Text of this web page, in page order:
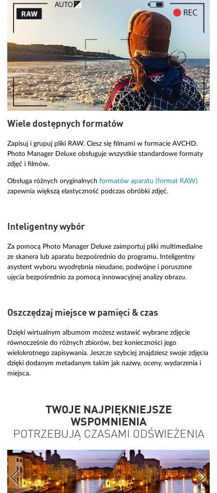
Wiele dostępnych formatów
Zapisuj i grupuj pliki RAW. Ciesz się filmami w formacie AVCHD.
Photo Manager Deluxe obsługuje wszystkie standardowe formaty
zdjęć i filmów.
Obsługa różnych oryginalnych formatów aparatu (format RAW)
zapewnia większą elastyczność podczas obróbki zdjęć.
Inteligentny wybór
Za pomocą Photo Manager Deluxe zaimportuj pliki multimedialne
ze skanera lub aparatu bezpośrednio do programu. Inteligentny
asystent wyboru wyodrębnia nieudane, podwójne i poruszone
ujęcia bezpośrednio za pomocą innowacyjnej analizy obrazu.
Oszczędzaj miejsce w pamięci & czas
Dzięki wirtualnym albumom możesz wstawić wybrane zdjęcie
równocześnie do różnych zbiorów, bez konieczności jego
wielokrotnego zapisywania. Jeszcze szybciej znajdziesz swoje zdjęcia
dzięki dodanym metadanym takim jak nazwy, oceny, wydarzenia i
miejsca.
TWOJE NAJPIĘKNIEJSZE
WSPOMNIENIA
POTRZEBUJĄ CZASAMI ODŚWIEŻENIA